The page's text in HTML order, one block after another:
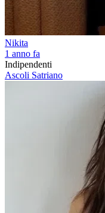
Nikita
1 anno fa
Indipendenti
Ascoli Satriano